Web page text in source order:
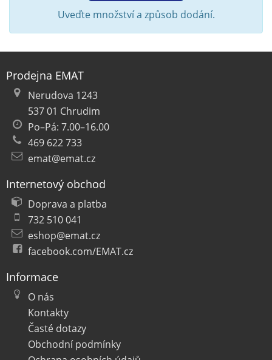
Uveďte množství a způsob dodání.
Prodejna EMAT
Nerudova 1243
537 01 Chrudim
Po–Pá: 7.00–16.00
469 622 733
emat@emat.cz
Internetový obchod
Doprava a platba
732 510 041
eshop@emat.cz
facebook.com/EMAT.cz
Informace
O nás
Kontakty
Časté dotazy
Obchodní podmínky